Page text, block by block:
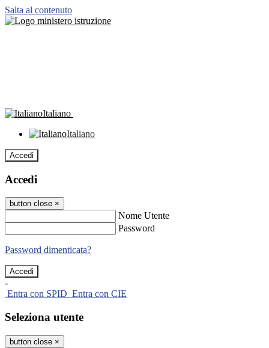
Salta al contenuto
Italiano
Italiano
Accedi
Accedi
button close ×
Nome Utente
Password
Password dimenticata?
-
Entra con SPID Entra con CIE
Seleziona utente
button close ×